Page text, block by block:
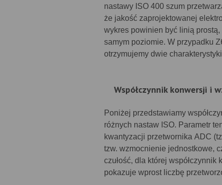
nastawy ISO 400 szum
że jakość zaprojektowanej
wykres powinien być linią
samym poziomie. W przypadku
otrzymujemy dwie
Współczynnik konwersji i
Poniżej przedstawiamy
różnych nastaw ISO. Parametr
kwantyzacji przetwornika ADC
tzw. wzmocnienie jednostkowe,
czułość, dla której
pokazuje wprost liczbę